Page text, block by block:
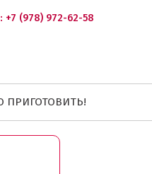
+7 (978) 972-62-58
ПРИГОТОВИТЬ!